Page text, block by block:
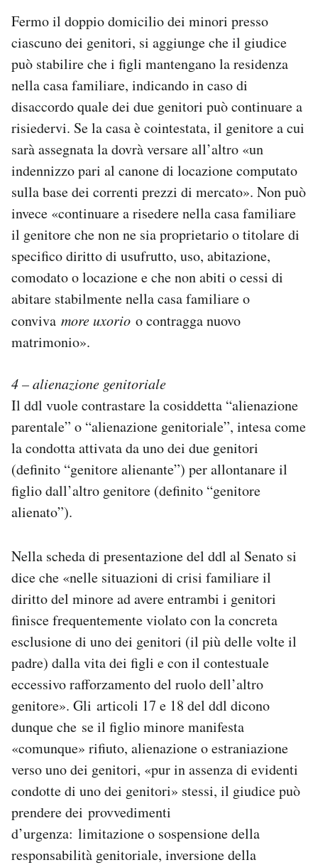
Fermo il doppio domicilio dei minori presso
ciascuno dei genitori, si aggiunge che il giudice
può stabilire che i figli mantengano la residenza
nella casa familiare, indicando in caso di
disaccordo quale dei due genitori può continuare a
risiedervi. Se la casa è cointestata, il genitore a cui
sarà assegnata la dovrà versare all’altro «un
indennizzo pari al canone di locazione computato
sulla base dei correnti prezzi di mercato». Non può
invece «continuare a risedere nella casa familiare
il genitore che non ne sia proprietario o titolare di
specifico diritto di usufrutto, uso, abitazione,
comodato o locazione e che non abiti o cessi di
abitare stabilmente nella casa familiare o
conviva more uxorio o contragga nuovo
matrimonio».
4 – alienazione genitoriale
Il ddl vuole contrastare la cosiddetta “alienazione
parentale” o “alienazione genitoriale”, intesa come
la condotta attivata da uno dei due genitori
(definito “genitore alienante”) per allontanare il
figlio dall’altro genitore (definito “genitore
alienato”).
Nella scheda di presentazione del ddl al Senato si
dice che «nelle situazioni di crisi familiare il
diritto del minore ad avere entrambi i genitori
finisce frequentemente violato con la concreta
esclusione di uno dei genitori (il più delle volte il
padre) dalla vita dei figli e con il contestuale
eccessivo rafforzamento del ruolo dell’altro
genitore». Gli articoli 17 e 18 del ddl dicono
dunque che se il figlio minore manifesta
«comunque» rifiuto, alienazione o estraniazione
verso uno dei genitori, «pur in assenza di evidenti
condotte di uno dei genitori» stessi, il giudice può
prendere dei provvedimenti
d’urgenza: limitazione o sospensione della
responsabilità genitoriale, inversione della